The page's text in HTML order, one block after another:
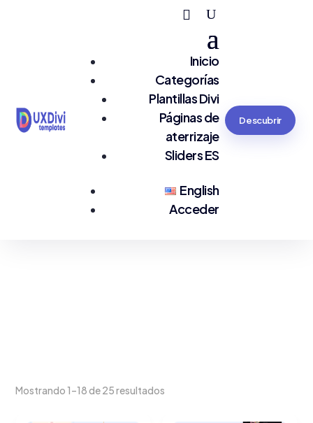
Inicio
Categorías
Plantillas Divi
Páginas de
aterrizaje
Sliders ES
English
Acceder
Descubrir
Mostrando 1–18 de 25 resultados